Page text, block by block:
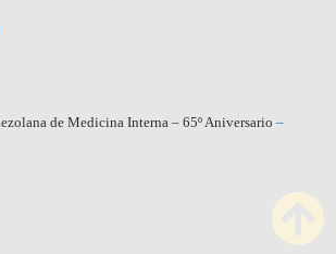
de Medicina Interna – 65º Aniversario –